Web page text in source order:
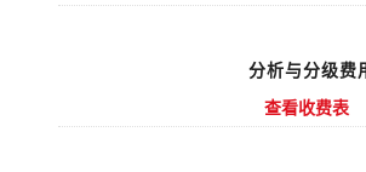
分析与分级费
查看收费表